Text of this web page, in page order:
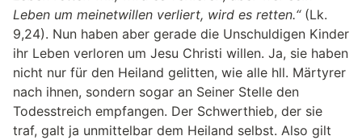
Leben um meinetwillen verliert, wird es retten.“(Lk.
9,24). Nun haben aber gerade die Unschuldigen Kinder
ihr Leben verloren um Jesu Christi willen. Ja, sie haben
nicht nur für den Heiland gelitten, wie alle hll. Märtyrer
nach ihnen, sondern sogar an Seiner Stelle den
Todesstreich empfangen. Der Schwerthieb, der sie
traf, galt ja unmittelbar dem Heiland selbst. Also gilt